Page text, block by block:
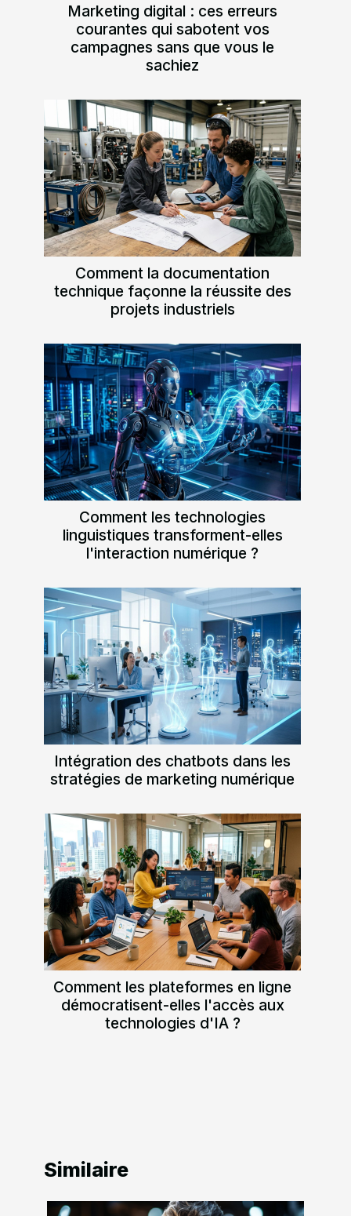
Marketing digital : ces erreurs
courantes qui sabotent vos
campagnes sans que vous le
sachiez
Comment la documentation
technique façonne la réussite des
projets industriels
Comment les technologies
linguistiques transforment-elles
l'interaction numérique ?
Intégration des chatbots dans les
stratégies de marketing numérique
Comment les plateformes en ligne
démocratisent-elles l'accès aux
technologies d'IA ?
Similaire